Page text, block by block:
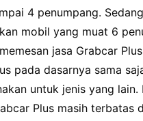
4 penumpang.
mobil yang muat 6
jasa Grabcar
pada dasarnya sama
untuk jenis yang lain.
Plus masih terbatas